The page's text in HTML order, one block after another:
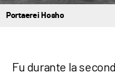
Portaerei Hosho
Fu durante la